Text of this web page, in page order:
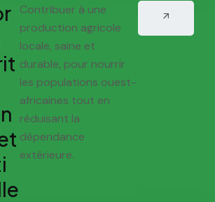
Contribuer à une
production agricole
locale, saine et
durable, pour nourrir
les populations ouest-
africaines tout en
réduisant la
dépendance
extérieure.